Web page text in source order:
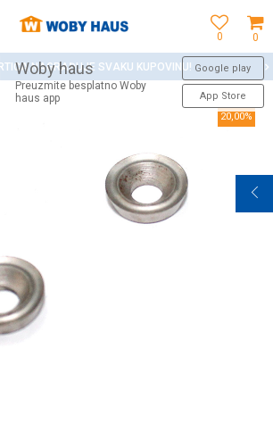
0
0
Woby haus
Preuzmite besplatno Woby
haus app
Google play
App Store
NAGRAĐUJE SVAKU KUPOVINU!
20,00%